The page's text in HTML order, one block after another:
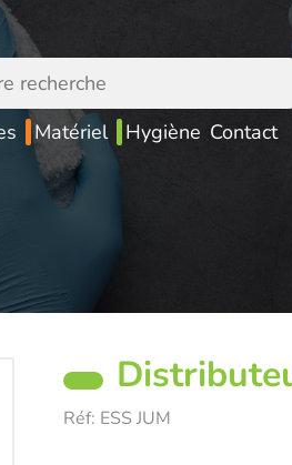
Entrer
votre
recherche
Matériel Hygiène Contact
Réf: ESS JUM